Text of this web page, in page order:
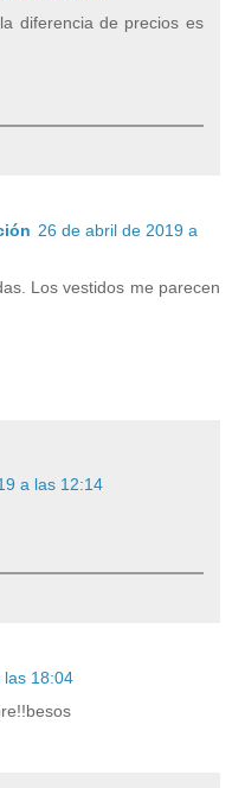
diferencia de precios es
26 de abril de 2019 a
Los vestidos me parecen
a las 12:14
las 18:04